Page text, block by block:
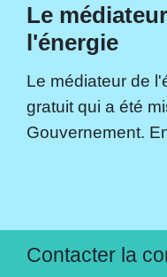
Le
l'énergie
Le médiateur de
gratuit qui a été
Gouvernement.
Contacter la